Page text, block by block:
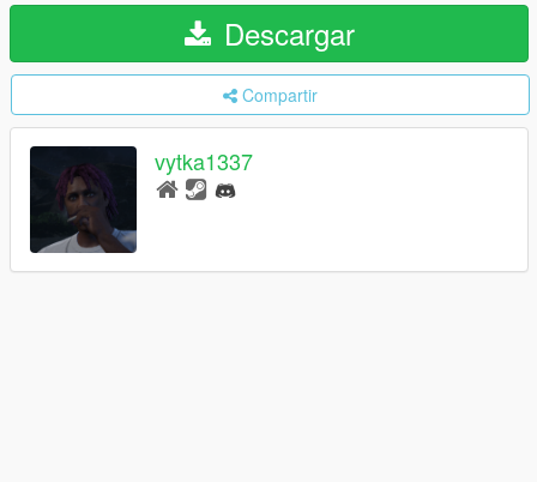
Descargar
Compartir
vytka1337